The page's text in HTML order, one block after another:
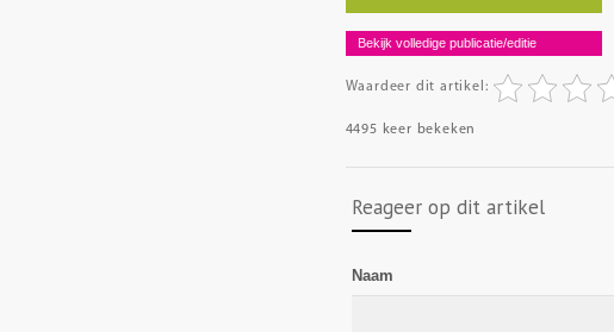
Bekijk volledige publicatie/editie
Waardeer dit artikel:
4495 keer bekeken
Reageer op dit artikel
Naam